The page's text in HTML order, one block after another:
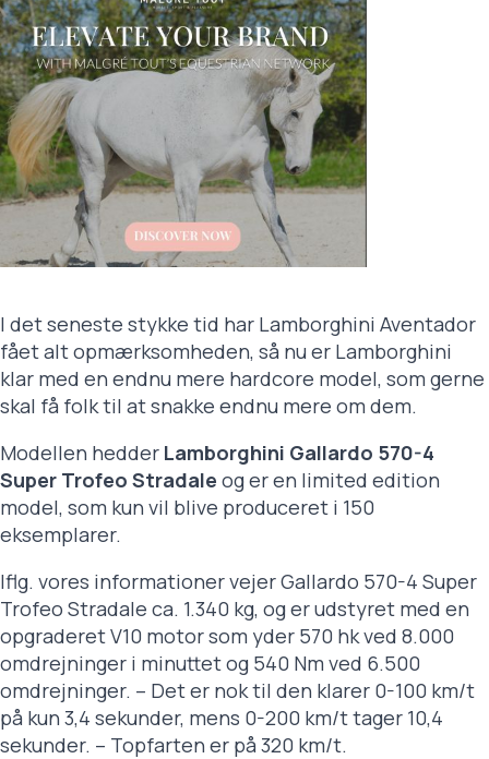
I det seneste stykke tid har Lamborghini Aventador
fået alt opmærksomheden, så nu er Lamborghini
klar med en endnu mere hardcore model, som gerne
skal få folk til at snakke endnu mere om dem.
Modellen hedder Lamborghini Gallardo 570-4
Super Trofeo Stradale og er en limited edition
model, som kun vil blive produceret i 150
eksemplarer.
Iflg. vores informationer vejer Gallardo 570-4 Super
Trofeo Stradale ca. 1.340 kg, og er udstyret med en
opgraderet V10 motor som yder 570 hk ved 8.000
omdrejninger i minuttet og 540 Nm ved 6.500
omdrejninger. – Det er nok til den klarer 0-100 km/t
på kun 3,4 sekunder, mens 0-200 km/t tager 10,4
sekunder. – Topfarten er på 320 km/t.